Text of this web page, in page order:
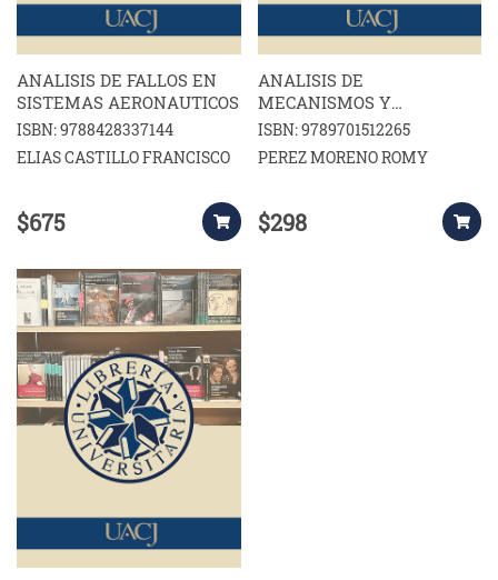
ANALISIS DE FALLOS EN
SISTEMAS AERONAUTICOS
ISBN: 9788428337144
ELIAS CASTILLO FRANCISCO
$675
ANALISIS DE
MECANISMOS Y
PROBLEMAS RESUELTOS
ISBN: 9789701512265
PEREZ MORENO ROMY
$298